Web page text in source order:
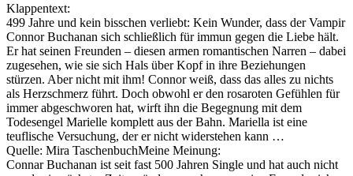
Klappentext:
499 Jahre und kein bisschen verliebt: Kein Wunder, dass der Vampir
Connor Buchanan sich schließlich für immun gegen die Liebe hält.
Er hat seinen Freunden – diesen armen romantischen Narren – dabei
zugesehen, wie sie sich Hals über Kopf in ihre Beziehungen
stürzen. Aber nicht mit ihm! Connor weiß, dass das alles zu nichts
als Herzschmerz führt. Doch obwohl er den rosaroten Gefühlen für
immer abgeschworen hat, wirft ihn die Begegnung mit dem
Todesengel Marielle komplett aus der Bahn. Mariella ist eine
teuflische Versuchung, der er nicht widerstehen kann …
Quelle: Mira TaschenbuchMeine Meinung:
Connar Buchanan ist seit fast 500 Jahren Single und hat auch nicht